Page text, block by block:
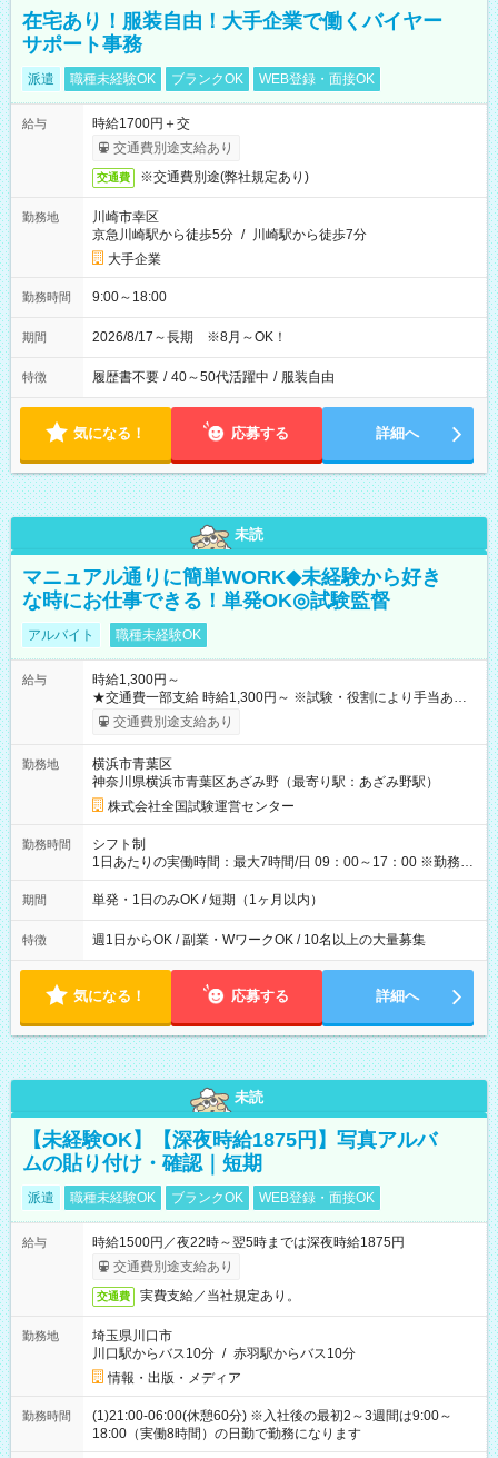
在宅あり！服装自由！大手企業で働くバイヤー
サポート事務
派遣 職種未経験OK ブランクOK WEB登録・面接OK
給与
時給1700円＋交
交通費別途支給あり
交通費 ※交通費別途(弊社規定あり)
勤務地
川崎市幸区
京急川崎駅から徒歩5分 / 川崎駅から徒歩7分
大手企業
勤務時間 9:00～18:00
期間 2026/8/17～長期 ※8月～OK！
特徴 履歴書不要 / 40～50代活躍中 / 服装自由
気になる！ 応募する 詳細へ
未読
マニュアル通りに簡単WORK◆未経験から好き
な時にお仕事できる！単発OK◎試験監督
アルバイト 職種未経験OK
給与
時給1,300円～
★交通費一部支給 時給1,300円～ ※試験・役割により手当あり
※勤務回数により昇給あり 【即給（前払い）オプションあ
り！】 希望される場合、勤務から1週間ほどで給与の一部を受け
例】 ・河合塾模擬試験 8:30～17:30（休憩1時間） 時給1,300円
×8時間＝日収10,400円＋交通費 ※当日の役割により時給＋100
円の場合あり ・国家試験 7:00～13:30（休憩なし） 時給1,300
円（役割手当＋100円）×6時間＝日収8,400円＋交通費 【試用期
間】試用期間なし
交通費別途支給あり
勤務地
横浜市青葉区
神奈川県横浜市青葉区あざみ野（最寄り駅：あざみ野駅）
株式会社全国試験運営センター
勤務時間
シフト制
1日あたりの実働時間：最大7時間/日 09：00～17：00 ※勤務時
間は 試験により異なります。
期間 単発・1日のみOK / 短期（1ヶ月以内）
特徴 週1日からOK / 副業・WワークOK / 10名以上の大量募集
気になる！ 応募する 詳細へ
未読
【未経験OK】【深夜時給1875円】写真アルバ
ムの貼り付け・確認｜短期
派遣 職種未経験OK ブランクOK WEB登録・面接OK
給与
時給1500円／夜22時～翌5時までは深夜時給1875円
交通費別途支給あり
交通費 実費支給／当社規定あり。
勤務地
埼玉県川口市
川口駅からバス10分 / 赤羽駅からバス10分
情報・出版・メディア
勤務時間
(1)21:00-06:00(休憩60分) ※入社後の最初2～3週間は9:00～
18:00（実働8時間）の日勤で勤務になります